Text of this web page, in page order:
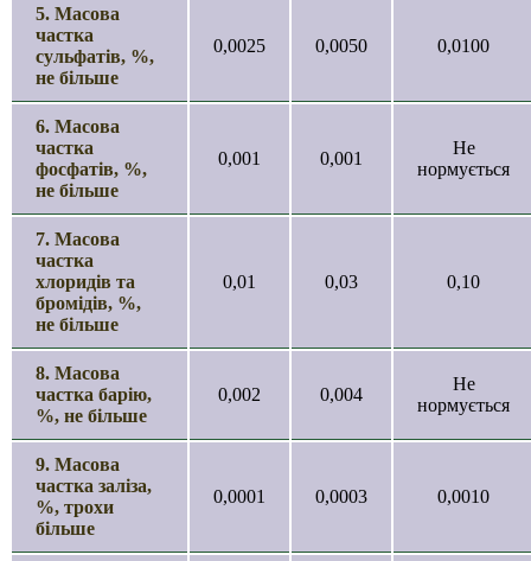
5. Масова
частка
сульфатів, %,
не більше
0,0025 0,0050 0,0100
6. Масова
частка
фосфатів, %,
не більше
0,001 0,001
Не
нормується
7. Масова
частка
хлоридів та
бромідів, %,
не більше
0,01 0,03 0,10
8. Масова
частка барію,
%, не більше
0,002 0,004
Не
нормується
9. Масова
частка заліза,
%, трохи
більше
0,0001 0,0003 0,0010